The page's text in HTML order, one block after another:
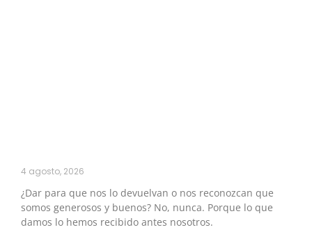
4 agosto, 2026
¿Dar para que nos lo devuelvan o nos reconozcan que
somos generosos y buenos? No, nunca. Porque lo que
damos lo hemos recibido antes nosotros.